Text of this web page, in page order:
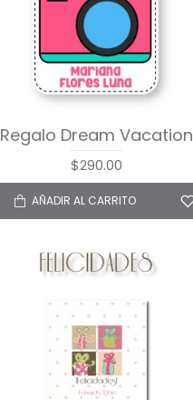
Regalo Dream Vacation
$290.00
AÑADIR AL CARRITO